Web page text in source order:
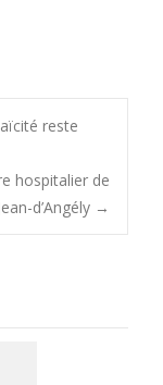
reste
hospitalier de
d’Angély →